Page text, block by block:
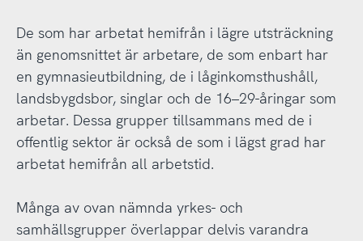
De som har arbetat hemifrån i lägre utsträckning
än genomsnittet är arbetare, de som enbart har
en gymnasieutbildning, de i låginkomsthushåll,
landsbygdsbor, singlar och de 16–29-åringar som
arbetar. Dessa grupper tillsammans med de i
offentlig sektor är också de som i lägst grad har
arbetat hemifrån all arbetstid.
Många av ovan nämnda yrkes- och
samhällsgrupper överlappar delvis varandra